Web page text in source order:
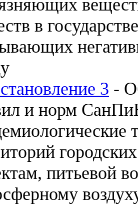
в
3 -
и норм
питьевой